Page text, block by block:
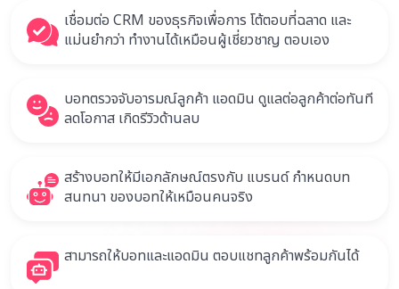
เชื่อมต่อ CRM ของธุรกิจเพื่อการ โต้ตอบที่ฉลาด และ
แม่นยำกว่า ทำงานได้เหมือนผู้เชี่ยวชาญ ตอบเอง
บอทตรวจจับอารมณ์ลูกค้า แอดมิน ดูแลต่อลูกค้าต่อทันที
ลดโอกาส เกิดรีวิวด้านลบ
สร้างบอทให้มีเอกลักษณ์ตรงกับ แบรนด์ กำหนดบท
สนทนา ของบอทให้เหมือนคนจริง
สามารถให้บอทและแอดมิน ตอบแชทลูกค้าพร้อมกันได้